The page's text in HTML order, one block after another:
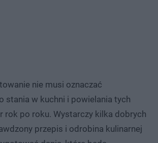
nie musi oznaczać
stania w kuchni i powielania tych
rok po roku. Wystarczy kilka dobrych
przepis i odrobina kulinarnej